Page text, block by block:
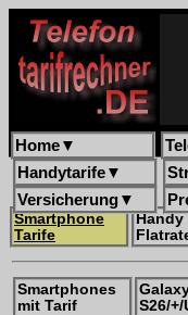
Home▼
Handytarife▼
Versicherung▼
Smartphone
Tarife
Handy
Smartphones
mit Tarif
S26/